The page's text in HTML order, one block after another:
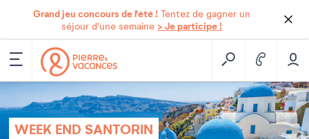
Grand jeu concours de l'été ! Tentez de gagner un
séjour d'une semaine > Je participe !
WEEK END SANTORIN